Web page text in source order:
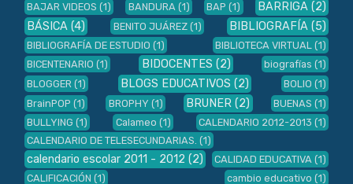
BAJAR VIDEOS (1) BANDURA (1) BAP (1) BARRIGA (2)
BÁSICA (4) BENITO JUÁREZ (1) BIBLIOGRAFÍA (5)
BIBLIOGRAFÍA DE ESTUDIO (1) BIBLIOTECA VIRTUAL (1)
BICENTENARIO (1) BIDOCENTES (2) biografías (1)
BLOGGER (1) BLOGS EDUCATIVOS (2) BOLIO (1)
BrainPOP (1) BROPHY (1) BRUNER (2) BUENAS (1)
BULLYING (1) Calameo (1) CALENDARIO 2012-2013 (1)
CALENDARIO DE TELESECUNDARIAS. (1)
calendario escolar 2011 - 2012 (2) CALIDAD EDUCATIVA (1)
CALIFICACIÓN (1) cambio educativo (1)